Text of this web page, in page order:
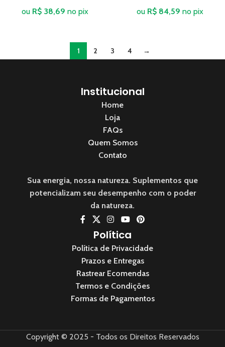
ou R$ 38,69 no pix ou R$ 84,59 no pix
1 2 3 4 →
Institucional
Home
Loja
FAQs
Quem Somos
Contato
Sua energia, nossa natureza. Suplementos que
potencializam seu desempenho com o poder
da natureza.
Política
Política de Privacidade
Prazos e Entregas
Rastrear Ecomendas
Termos e Condições
Formas de Pagamentos
Copyright © 2025 - Todos os Direitos Reservados